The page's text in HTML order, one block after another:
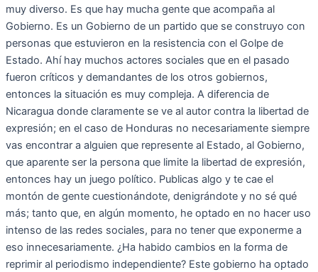
muy diverso. Es que hay mucha gente que acompaña al
Gobierno. Es un Gobierno de un partido que se construyo con
personas que estuvieron en la resistencia con el Golpe de
Estado. Ahí hay muchos actores sociales que en el pasado
fueron críticos y demandantes de los otros gobiernos,
entonces la situación es muy compleja. A diferencia de
Nicaragua donde claramente se ve al autor contra la libertad de
expresión; en el caso de Honduras no necesariamente siempre
vas encontrar a alguien que represente al Estado, al Gobierno,
que aparente ser la persona que limite la libertad de expresión,
entonces hay un juego político. Publicas algo y te cae el
montón de gente cuestionándote, denigrándote y no sé qué
más; tanto que, en algún momento, he optado en no hacer uso
intenso de las redes sociales, para no tener que exponerme a
eso innecesariamente. ¿Ha habido cambios en la forma de
reprimir al periodismo independiente? Este gobierno ha optado